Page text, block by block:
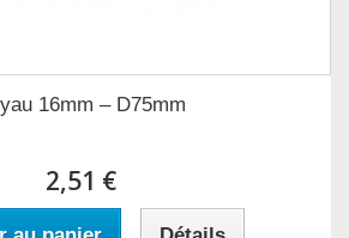
16mm – D75mm
2,51 €